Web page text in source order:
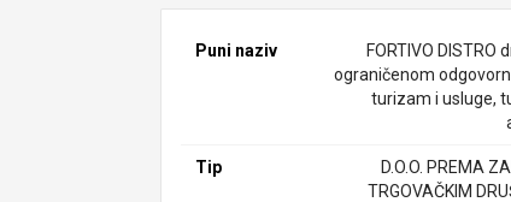
Puni naziv
FORTIVO DISTRO
ograničenom
turizam i usluge,
Tip
D.O.O. PREMA
TRGOVAČKIM